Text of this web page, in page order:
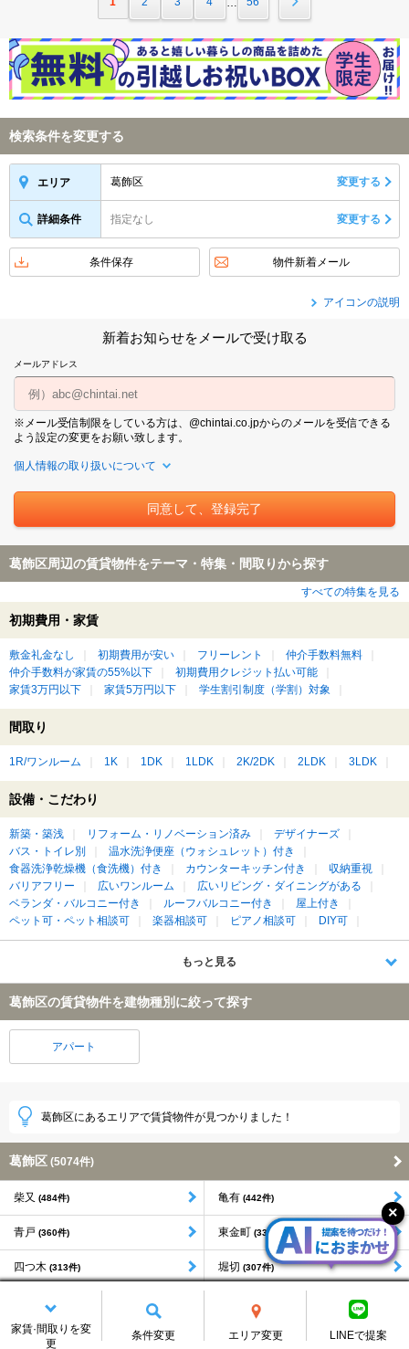
家賃·間取りを変
更
条件変更 エリア変更 LINEで提案
検索条件を変更する
エリア 葛飾区 変更する
詳細条件 指定なし 変更する
条件保存 物件新着メール
アイコンの説明
新着お知らせをメールで受け取る
メールアドレス
※メール受信制限をしている方は、@chintai.co.jpからのメールを受信できる
よう設定の変更をお願い致します。
個人情報の取り扱いについて
葛飾区周辺の賃貸物件をテーマ・特集・間取りから探す
すべての特集を見る
初期費用・家賃
敷金礼金なし 初期費用が安い フリーレント
仲介手数料無料
仲介手数料が家賃の55%以下
初期費用クレジット払い可能
家賃3万円以下
家賃5万円以下 学生割引制度（学割）対象
間取り
1R/ワンルーム 1K 1DK 1LDK 2K/2DK 2LDK 3LDK
設備・こだわり
新築・築浅 リフォーム・リノベーション済み
デザイナーズ
バス・トイレ別
温水洗浄便座（ウォシュレット）付き
食器洗浄乾燥機（食洗機）付き
カウンターキッチン付き
収納重視
バリアフリー
広いワンルーム
広いリビング・ダイニングがある
ベランダ・バルコニー付き
ルーフバルコニー付き
屋上付き
ペット可・ペット相談可
楽器相談可 ピアノ相談可 DIY可
もっと見る
葛飾区の賃貸物件を建物種別に絞って探す
アパート
葛飾区にあるエリアで賃貸物件が見つかりました！
葛飾区 (5074件)
柴又 (484件) 亀有 (442件)
青戸 (360件) 東金町 (333件)
四つ木 (313件) 堀切 (307件)
もっと見る